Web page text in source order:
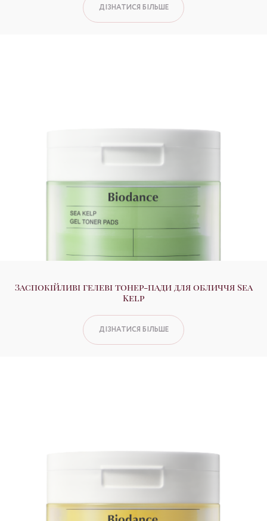
ДІЗНАТИСЯ БІЛЬШЕ
Заспокійливі гелеві тонер-пади для обличчя Sea
Kelp
ДІЗНАТИСЯ БІЛЬШЕ